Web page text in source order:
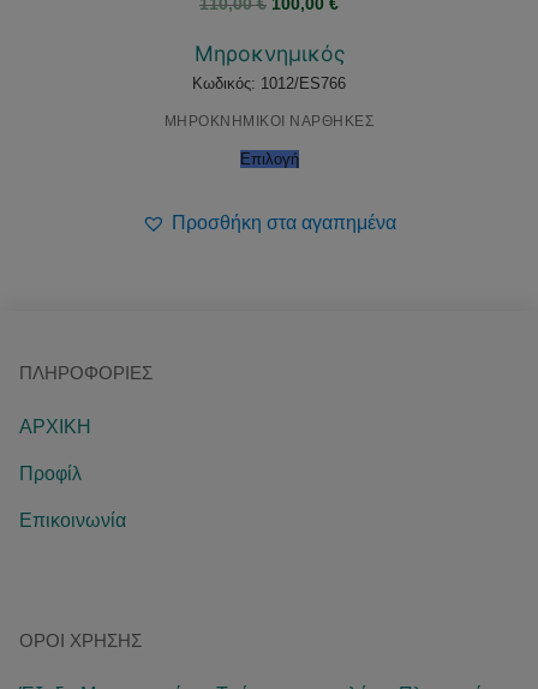
110,00€
110,00 €.
100,00 €
είναι:
100,00 €.
Μηροκνημικός
Κωδικός: 1012/ES766
ΜΗΡΟΚΝΗΜΙΚΟΙ ΝΑΡΘΗΚΕΣ
Επιλογή
Προσθήκη στα αγαπημένα
ΠΛΗΡΟΦΟΡΊΕΣ
ΑΡΧΙΚΗ
Προφίλ
Επικοινωνία
ΌΡΟΙ ΧΡΉΣΗΣ